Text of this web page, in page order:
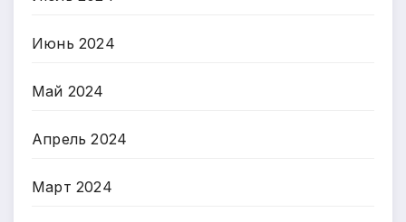
Июнь 2024
Май 2024
Апрель 2024
Март 2024